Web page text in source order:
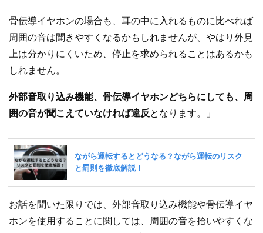
骨伝導イヤホンの場合も、耳の中に入れるものに比べれば
周囲の音は聞きやすくなるかもしれませんが、やはり外見
上は分かりにくいため、停止を求められることはあるかも
しれません。
外部音取り込み機能、骨伝導イヤホンどちらにしても、周
囲の音が聞こえていなければ違反 となります。」
お話を聞いた限りでは、外部音取り込み機能や骨伝導イヤ
ホンを使用することに関しては、周囲の音を拾いやすくな